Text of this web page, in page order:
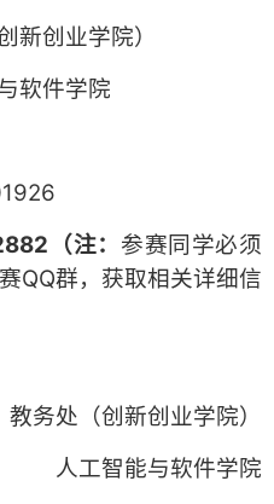
新创业学院）
软件学院
（注： 参赛同学必须
QQ群，获取相关详细信
教务处（创新创业学院）
人工智能与软件学院